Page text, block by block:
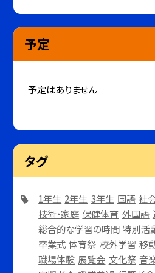
予定
予定はありません
タグ
1年生 2年生 3年生 国語 社
技術・家庭 保健体育 外国語
総合的な学習の時間 特別活
卒業式 体育祭 校外学習 移
職場体験 展覧会 文化祭 音